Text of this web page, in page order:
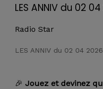
LES ANNIV du 02
Radio Star
LES ANNIV du 02 04 2026
🎉 Jouez et devinez